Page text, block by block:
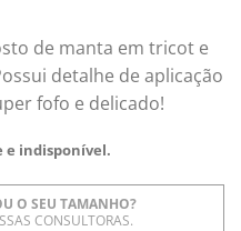
de manta em tricot e
detalhe de aplicação
fofo e delicado!
e indisponível.
O SEU TAMANHO?
CONSULTORAS.